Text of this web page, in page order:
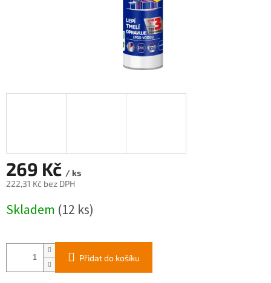
269 Kč / ks
222,31 Kč bez DPH
cena:
Skladem (12 ks)
Přidat do košíku